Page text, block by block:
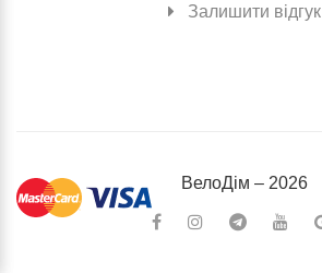
Залишити відгук
ВелоДiм – 2026